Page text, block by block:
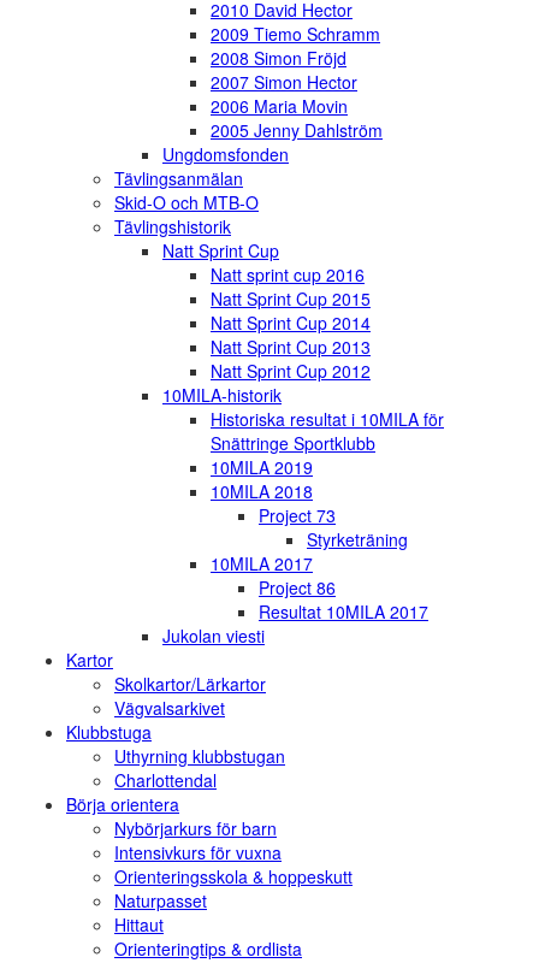
2010 David Hector
2009 Tiemo Schramm
2008 Simon Fröjd
2007 Simon Hector
2006 Maria Movin
2005 Jenny Dahlström
Ungdomsfonden
Tävlingsanmälan
Skid-O och MTB-O
Tävlingshistorik
Natt Sprint Cup
Natt sprint cup 2016
Natt Sprint Cup 2015
Natt Sprint Cup 2014
Natt Sprint Cup 2013
Natt Sprint Cup 2012
10MILA-historik
Historiska resultat i 10MILA för
Snättringe Sportklubb
10MILA 2019
10MILA 2018
Project 73
Styrketräning
10MILA 2017
Project 86
Resultat 10MILA 2017
Jukolan viesti
Kartor
Skolkartor/Lärkartor
Vägvalsarkivet
Klubbstuga
Uthyrning klubbstugan
Charlottendal
Börja orientera
Nybörjarkurs för barn
Intensivkurs för vuxna
Orienteringsskola & hoppeskutt
Naturpasset
Hittaut
Orienteringtips & ordlista